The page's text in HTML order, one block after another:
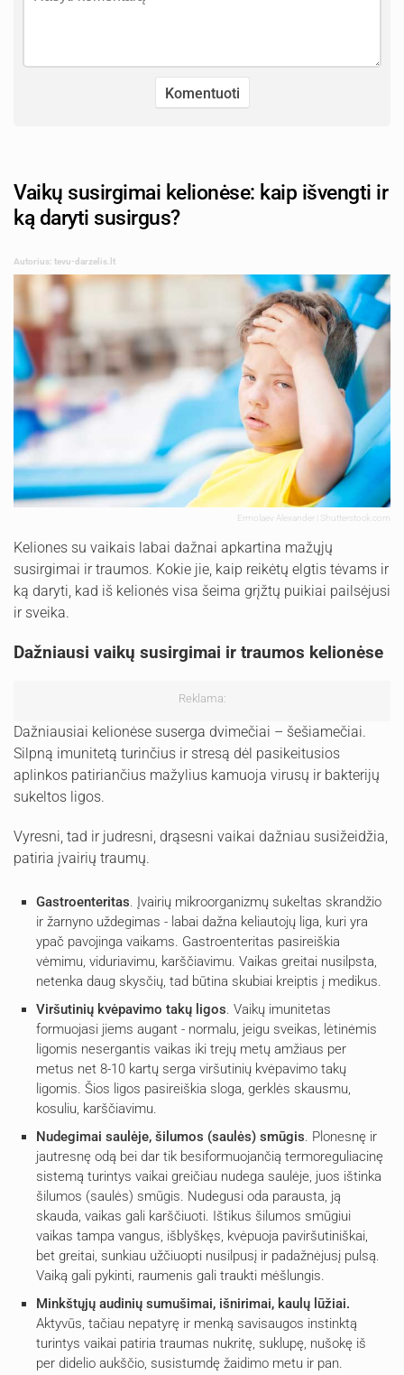
Vaikų susirgimai kelionėse: kaip išvengti ir
ką daryti susirgus?
Autorius: tevu-darzelis.lt
Ermolaev Alexander | Shutterstock.com
Keliones su vaikais labai dažnai apkartina mažųjų
susirgimai ir traumos. Kokie jie, kaip reikėtų elgtis tėvams ir
ką daryti, kad iš kelionės visa šeima grįžtų puikiai pailsėjusi
ir sveika.
Dažniausi vaikų susirgimai ir traumos kelionėse
Reklama:
Dažniausiai kelionėse suserga dvimečiai – šešiamečiai.
Silpną imunitetą turinčius ir stresą dėl pasikeitusios
aplinkos patiriančius mažylius kamuoja virusų ir bakterijų
sukeltos ligos.
Vyresni, tad ir judresni, drąsesni vaikai dažniau susižeidžia,
patiria įvairių traumų.
Gastroenteritas. Įvairių mikroorganizmų sukeltas skrandžio
ir žarnyno uždegimas - labai dažna keliautojų liga, kuri yra
ypač pavojinga vaikams. Gastroenteritas pasireiškia
vėmimu, viduriavimu, karščiavimu. Vaikas greitai nusilpsta,
netenka daug skysčių, tad būtina skubiai kreiptis į medikus.
Viršutinių kvėpavimo takų ligos. Vaikų imunitetas
formuojasi jiems augant - normalu, jeigu sveikas, lėtinėmis
ligomis nesergantis vaikas iki trejų metų amžiaus per
metus net 8-10 kartų serga viršutinių kvėpavimo takų
ligomis. Šios ligos pasireiškia sloga, gerklės skausmu,
kosuliu, karščiavimu.
Nudegimai saulėje, šilumos (saulės) smūgis. Plonesnę ir
jautresnę odą bei dar tik besiformuojančią termoreguliacinę
sistemą turintys vaikai greičiau nudega saulėje, juos ištinka
šilumos (saulės) smūgis. Nudegusi oda parausta, ją
skauda, vaikas gali karščiuoti. Ištikus šilumos smūgiui
vaikas tampa vangus, išblyškęs, kvėpuoja paviršutiniškai,
bet greitai, sunkiau užčiuopti nusilpusį ir padažnėjusį pulsą.
Vaiką gali pykinti, raumenis gali traukti mėšlungis.
Minkštųjų audinių sumušimai, išnirimai, kaulų lūžiai.
Aktyvūs, tačiau nepatyrę ir menką savisaugos instinktą
turintys vaikai patiria traumas nukritę, suklupę, nušokę iš
per didelio aukščio, susistumdę žaidimo metu ir pan.